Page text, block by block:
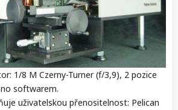
1/8 M Czerny-Turner (f/3,9), 2 pozice
softwarem.
uživatelskou přenositelnost: Pelican